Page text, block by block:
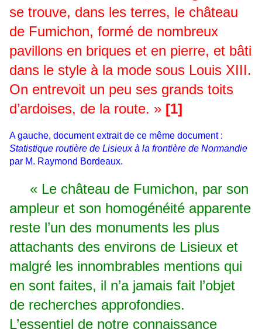
se trouve, dans les terres, le château
de Fumichon, formé de nombreux
pavillons en briques et en pierre, et bâti
dans le style à la mode sous Louis XIII.
On entrevoit un peu ses grands toits
d’ardoises, de la route. » [1]
A gauche, document extrait de ce même document :
Statistique routière de Lisieux à la frontière de Normandie
par M. Raymond Bordeaux.
« Le château de Fumichon, par son
ampleur et son homogénéité apparente
reste l’un des monuments les plus
attachants des environs de Lisieux et
malgré les innombrables mentions qui
en sont faites, il n’a jamais fait l’objet
de recherches approfondies.
L’essentiel de notre connaissance